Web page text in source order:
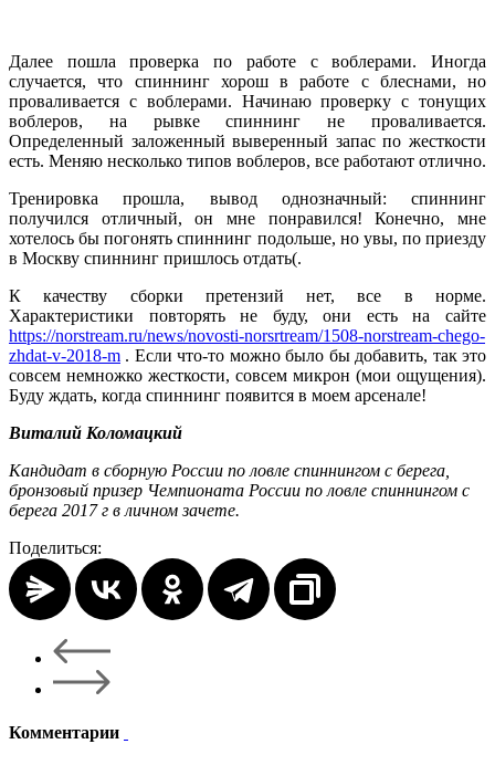
Далее пошла проверка по работе с воблерами. Иногда
случается, что спиннинг хорош в работе с блеснами, но
проваливается с воблерами. Начинаю проверку с тонущих
воблеров, на рывке спиннинг не проваливается.
Определенный заложенный выверенный запас по жесткости
есть. Меняю несколько типов воблеров, все работают отлично.
Тренировка прошла, вывод однозначный: спиннинг
получился отличный, он мне понравился! Конечно, мне
хотелось бы погонять спиннинг подольше, но увы, по приезду
в Москву спиннинг пришлось отдать(.
К качеству сборки претензий нет, все в норме.
Характеристики повторять не буду, они есть на сайте
https://norstream.ru/news/novosti-norsrtream/1508-norstream-chego-
zhdat-v-2018-m . Если что-то можно было бы добавить, так это
совсем немножко жесткости, совсем микрон (мои ощущения).
Буду ждать, когда спиннинг появится в моем арсенале!
Виталий Коломацкий
Кандидат в сборную России по ловле спиннингом с берега,
бронзовый призер Чемпионата России по ловле спиннингом с
берега 2017 г в личном зачете.
Поделиться:
Комментарии